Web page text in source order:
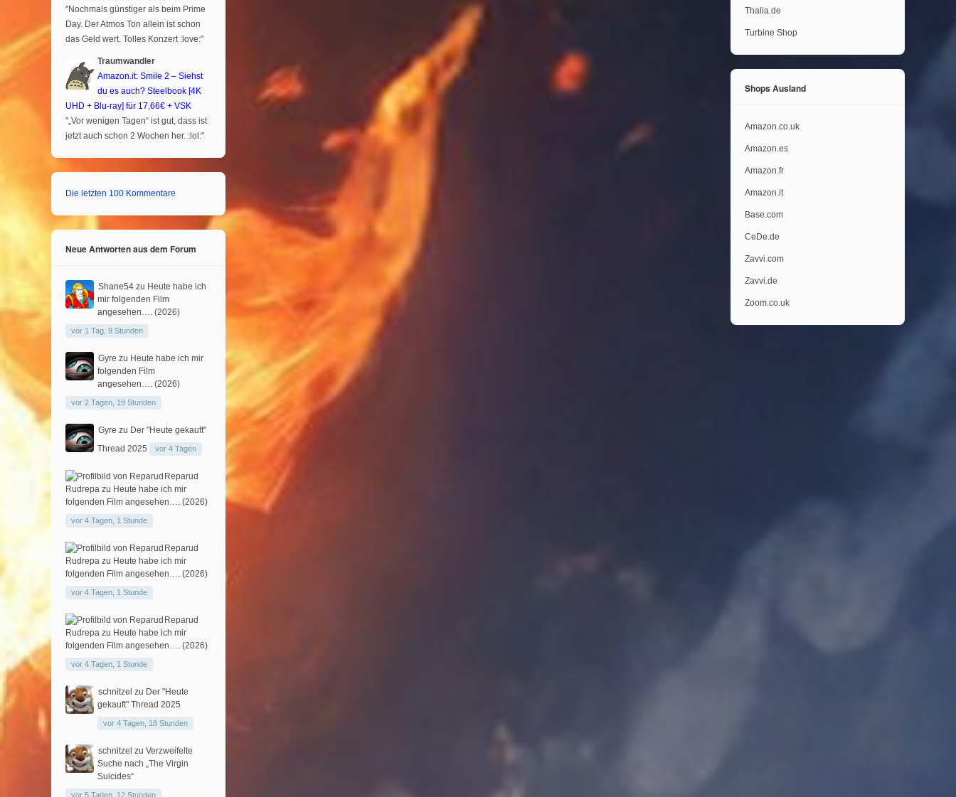
"Nochmals günstiger als beim Prime
Day. Der Atmos Ton allein ist schon
das Geld wert. Tolles Konzert :love:"
Traumwandler
Amazon.it: Smile 2 – Siehst
du es auch? Steelbook [4K
UHD + Blu-ray] für 17,66€ + VSK
"„Vor wenigen Tagen“ ist gut, dass ist
jetzt auch schon 2 Wochen her. :lol:"
Die letzten 100 Kommentare
Neue Antworten aus dem Forum
Shane54 zu Heute habe ich
mir folgenden Film
angesehen…. (2026)
vor 1 Tag, 9 Stunden
Gyre zu Heute habe ich mir
folgenden Film
angesehen…. (2026)
vor 2 Tagen, 19 Stunden
Gyre zu Der "Heute gekauft"
Thread 2025
vor 4 Tagen
Reparud
Rudrepa zu Heute habe ich mir
folgenden Film angesehen…. (2026)
vor 4 Tagen, 1 Stunde
Reparud
Rudrepa zu Heute habe ich mir
folgenden Film angesehen…. (2026)
vor 4 Tagen, 1 Stunde
Reparud
Rudrepa zu Heute habe ich mir
folgenden Film angesehen…. (2026)
vor 4 Tagen, 1 Stunde
schnitzel zu Der "Heute
gekauft" Thread 2025
vor 4 Tagen, 18 Stunden
schnitzel zu Verzweifelte
Suche nach „The Virgin
Suicides“
vor 5 Tagen, 12 Stunden
Thalia.de
Turbine Shop
Shops Ausland
Amazon.co.uk
Amazon.es
Amazon.fr
Amazon.it
Base.com
CeDe.de
Zavvi.com
Zavvi.de
Zoom.co.uk